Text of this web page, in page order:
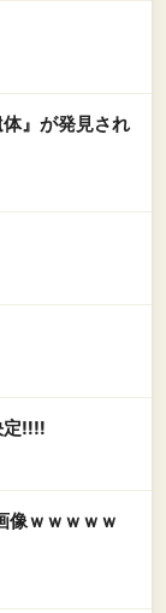
体』が発見され
定‼️‼️
像ｗｗｗｗｗ